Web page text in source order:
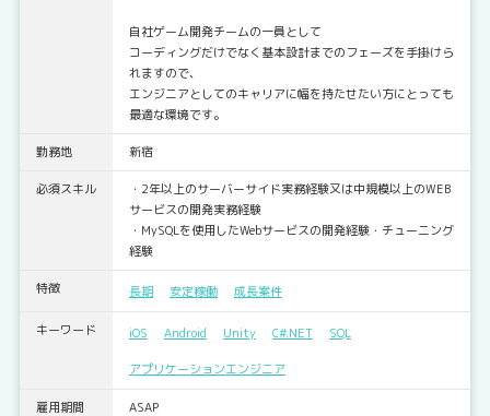
自社ゲーム開発チームの一員として
コーディングだけでなく基本設計までのフェーズを手掛けら
れますので、
エンジニアとしてのキャリアに幅を持たせたい方にとっても
最適な環境です。
勤務地 新宿
必須スキル
・2年以上のサーバーサイド実務経験又は中規模以上のWEB
サービスの開発実務経験
・MySQLを使用したWebサービスの開発経験・チューニング
経験
特徴 長期 安定稼働 成長案件
キーワード iOS Android Unity C#.NET SQL
アプリケーションエンジニア
雇用期間 ASAP